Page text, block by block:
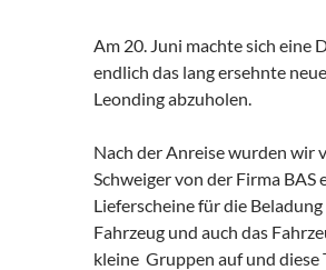
Am 20. Juni machte sich eine
endlich das lang ersehnte
Leonding abzuholen.
Nach der Anreise wurden wir
Schweiger von der Firma BAS
Lieferscheine für die
Fahrzeug und auch das
kleine Gruppen auf und diese